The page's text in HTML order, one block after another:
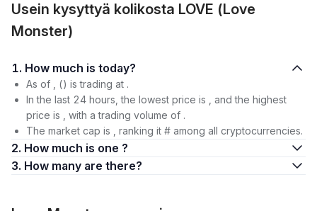
Usein kysyttyä kolikosta LOVE (Love
Monster)
1. How much is today?
As of , () is trading at .
In the last 24 hours, the lowest price is , and the highest
price is , with a trading volume of .
The market cap is , ranking it # among all cryptocurrencies.
2. How much is one ?
3. How many are there?